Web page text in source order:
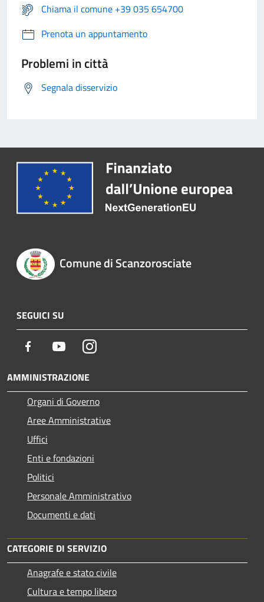
Chiama il comune +39 035 654700
Prenota un appuntamento
Problemi in città
Segnala disservizio
Comune di Scanzorosciate
SEGUICI SU
Facebook YoutubeInstagram
AMMINISTRAZIONE
Organi di Governo
Aree Amministrative
Uffici
Enti e fondazioni
Politici
Personale Amministrativo
Documenti e dati
CATEGORIE DI SERVIZIO
Anagrafe e stato civile
Cultura e tempo libero